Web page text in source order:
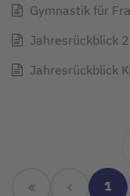
Gymnastik für
Jahresrückblick
Jahresrückblick
1